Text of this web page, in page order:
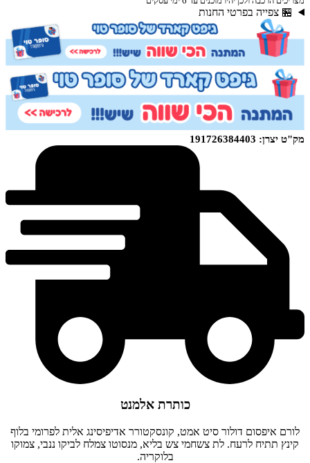
Fusion
Victory
Series
🏪 צפייה בפרטי החנות
מק"ט יצרן: 191726384403
כותרת אלמנט
לורם איפסום דולור סיט אמט, קונסקטורר אדיפיסינג אלית לפרומי בלוף
קינץ תתיח לרעח. לת צשחמי צש בליא, מנסוטו צמלח לביקו ננבי, צמוקו
בלוקריה.